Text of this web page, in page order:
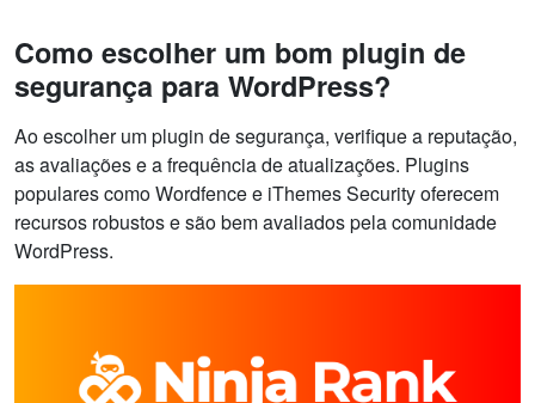
Como escolher um bom plugin de
segurança para WordPress?
Ao escolher um plugin de segurança, verifique a reputação,
as avaliações e a frequência de atualizações. Plugins
populares como Wordfence e iThemes Security oferecem
recursos robustos e são bem avaliados pela comunidade
WordPress.